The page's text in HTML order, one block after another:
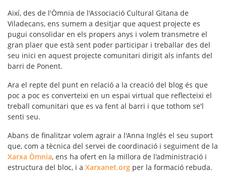
Així, des de l'Òmnia de l'Associació Cultural Gitana de
Viladecans, ens sumem a desitjar que aquest projecte es
pugui consolidar en els propers anys i volem transmetre el
gran plaer que està sent poder participar i treballar des del
seu inici en aquest projecte comunitari dirigit als infants del
barri de Ponent.
Ara el repte del punt en relació a la creació del blog és que
poc a poc es converteixi en un espai virtual que reflecteixi el
treball comunitari que es va fent al barri i que tothom se'l
senti seu.
Abans de finalitzar volem agrair a l'Anna Inglés el seu suport
que, com a tècnica del servei de coordinació i seguiment de la
Xarxa Òmnia, ens ha ofert en la millora de l'administració i
estructura del bloc, i a Xarxanet.org per la formació rebuda.